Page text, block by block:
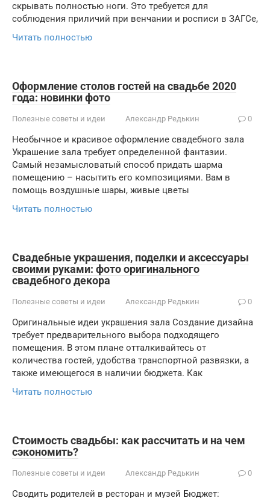
скрывать полностью ноги. Это требуется для
соблюдения приличий при венчании и росписи в ЗАГСе,
Читать полностью
Оформление столов гостей на свадьбе 2020
года: новинки фото
Полезные советы и идеи Александр Редькин 0
Необычное и красивое оформление свадебного зала
Украшение зала требует определенной фантазии.
Самый незамысловатый способ придать шарма
помещению – насытить его композициями. Вам в
помощь воздушные шары, живые цветы
Читать полностью
Свадебные украшения, поделки и аксессуары
своими руками: фото оригинального
свадебного декора
Полезные советы и идеи Александр Редькин 0
Оригинальные идеи украшения зала Создание дизайна
требует предварительного выбора подходящего
помещения. В этом плане отталкивайтесь от
количества гостей, удобства транспортной развязки, а
также имеющегося в наличии бюджета. Как
Читать полностью
Стоимость свадьбы: как рассчитать и на чем
сэкономить?
Полезные советы и идеи Александр Редькин 0
Сводить родителей в ресторан и музей Бюджет: